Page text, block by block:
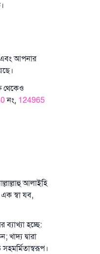
এবং আপনার
থেকেও
নং, 124965
আলাইহি
স্বা যব,
হচ্ছে:
দ্বারা